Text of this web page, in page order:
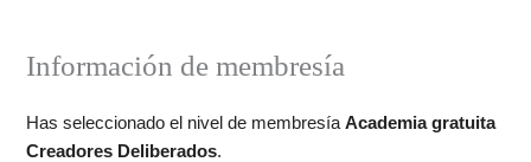
Información de membresía
Has seleccionado el nivel de membresíaAcademia gratuita
Creadores Deliberados.